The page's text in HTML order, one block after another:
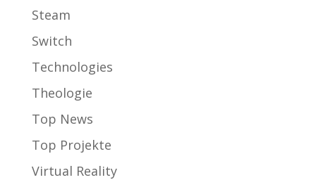
Steam
Switch
Technologies
Theologie
Top News
Top Projekte
Virtual Reality